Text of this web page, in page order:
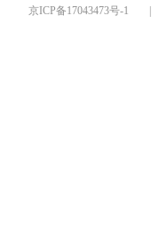
京ICP备17043473号-1